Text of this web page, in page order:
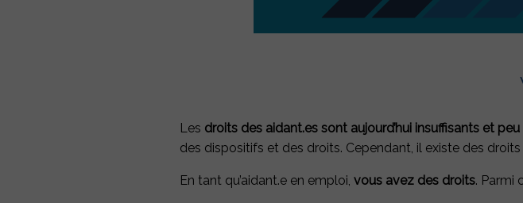
Les droits des aidant.es sont aujourd’hui insuffisants et
des dispositifs et des droits. Cependant, il existe des droits
En tant qu’aidant.e en emploi, vous avez des droits. Parmi